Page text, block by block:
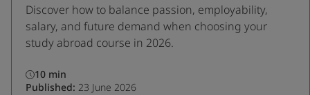
Discover how to balance passion, employability,
salary, and future demand when choosing your
study abroad course in 2026.
10 min
Published: 23 June 2026